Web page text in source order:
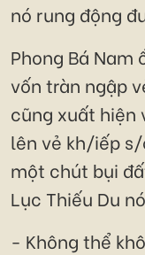
nó rung động
Phong Bá
vốn tràn ngập
cũng xuất hiện
lên vẻ kh/iếp
một chút bụi
Lục Thiếu Du
- Không thể